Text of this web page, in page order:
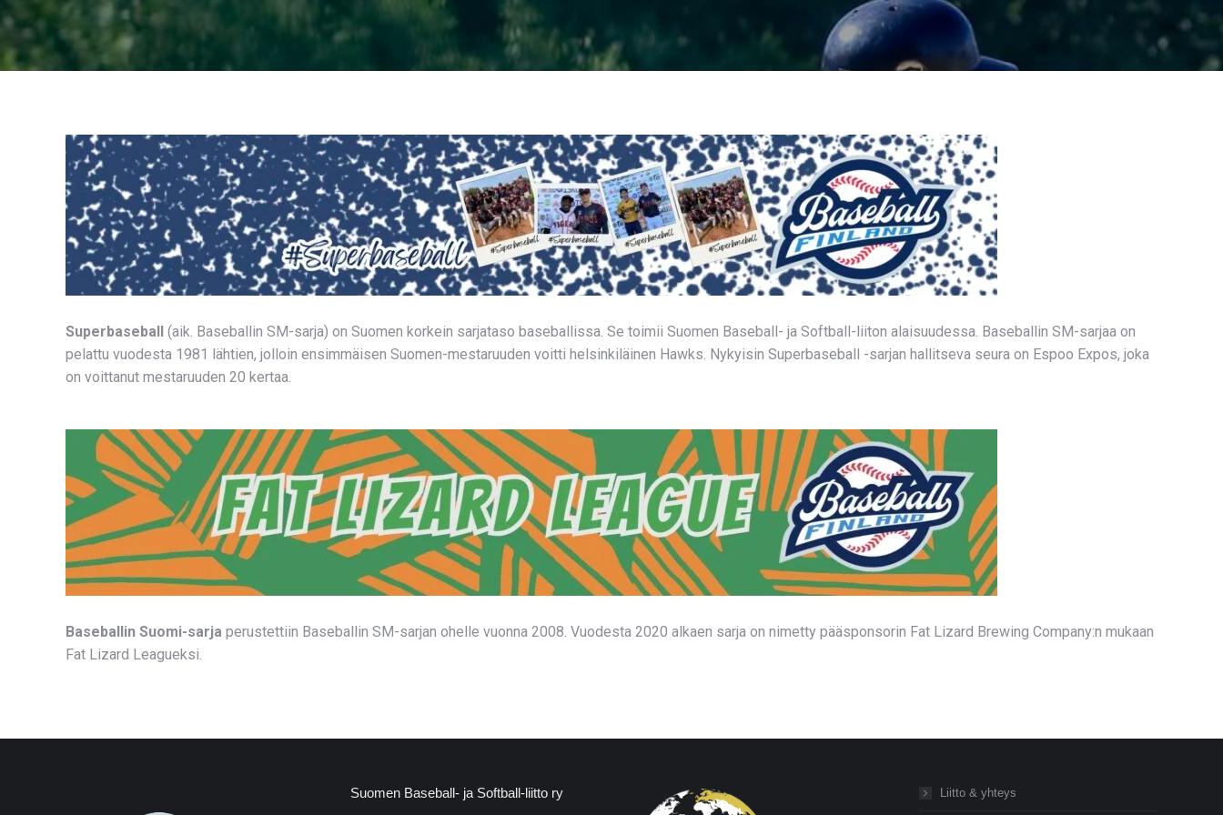
Superbaseball (aik. Baseballin SM-sarja) on Suomen korkein sarjataso baseballissa. Se toimii Suomen Baseball- ja Softball-liiton alaisuudessa. Baseballin SM-sarjaa on
pelattu vuodesta 1981 lähtien, jolloin ensimmäisen Suomen-mestaruuden voitti helsinkiläinen Hawks. Nykyisin Superbaseball -sarjan hallitseva seura on Espoo Expos, joka
on voittanut mestaruuden 20 kertaa.
Baseballin Suomi-sarja perustettiin Baseballin SM-sarjan ohelle vuonna 2008. Vuodesta 2020 alkaen sarja on nimetty pääsponsorin Fat Lizard Brewing Company:n mukaan
Fat Lizard Leagueksi.
Suomen Baseball- ja Softball-liitto ry Liitto & yhteys